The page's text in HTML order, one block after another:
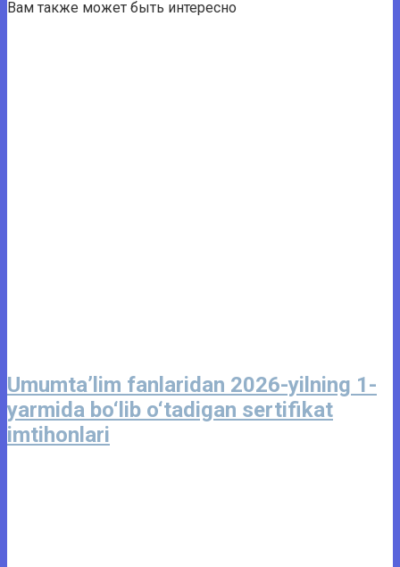
Вам также может быть интересно
Umumta’lim fanlaridan 2026-yilning 1-
yarmida bo‘lib o‘tadigan sertifikat
imtihonlari